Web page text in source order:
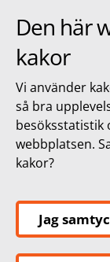
Den här
kakor
Vi använder
så bra
besöksstatistik
webbplatsen.
kakor?
Jag